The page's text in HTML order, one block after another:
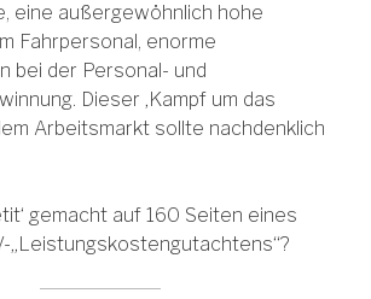
eine außergewöhnlich hohe
Fahrpersonal, enorme
bei der Personal- und
Dieser ‚Kampf um das
Arbeitsmarkt sollte nachdenklich
gemacht auf 160 Seiten eines
„Leistungskostengutachtens“?